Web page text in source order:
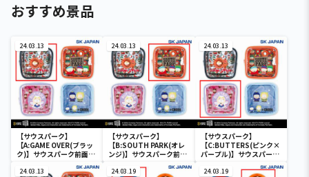
おすすめ景品
24.03.13
【サウスパーク】
【A:GAME OVER(ブラッ
ク)】サウスパーク前面ク
24.03.13
【サウスパーク】
【B:SOUTH PARK(オレ
ンジ)】サウスパーク前面
24.03.13
【サウスパーク】
【C:BUTTERS(ピンク×
パープル)】サウスパーク
24.03.13 24.03.19 24.03.19